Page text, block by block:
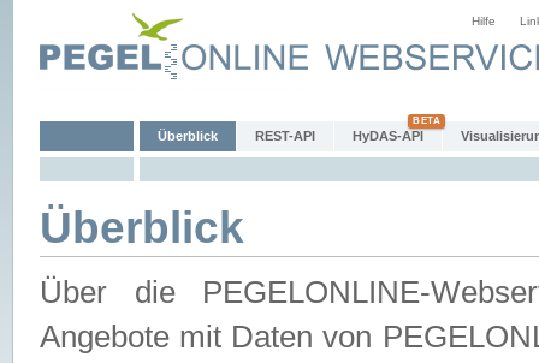
Hilfe
Überblick REST-API HyDAS-API
Überblick
Über die PEGELONLINE-
Angebote mit Daten von